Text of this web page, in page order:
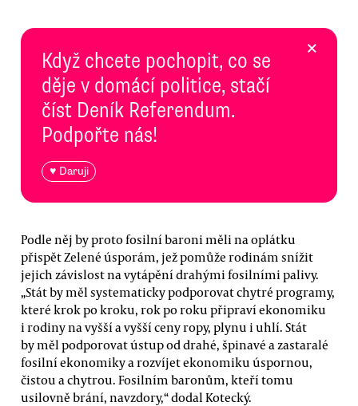
Když chcete pochopit, co se
děje v domácí politice, stačí
číst Deník Referendum.
Podpořte nás!
♥ Daruji
×
Podle něj by proto fosilní baroni měli na oplátku
přispět Zelené úsporám, jež pomůže rodinám snížit
jejich závislost na vytápění drahými fosilními palivy.
„Stát by měl systematicky podporovat chytré programy,
které krok po kroku, rok po roku připraví ekonomiku
i rodiny na vyšší a vyšší ceny ropy, plynu i uhlí. Stát
by měl podporovat ústup od drahé, špinavé a zastaralé
fosilní ekonomiky a rozvíjet ekonomiku úspornou,
čistou a chytrou. Fosilním baronům, kteří tomu
usilovně brání, navzdory,“ dodal Kotecký.